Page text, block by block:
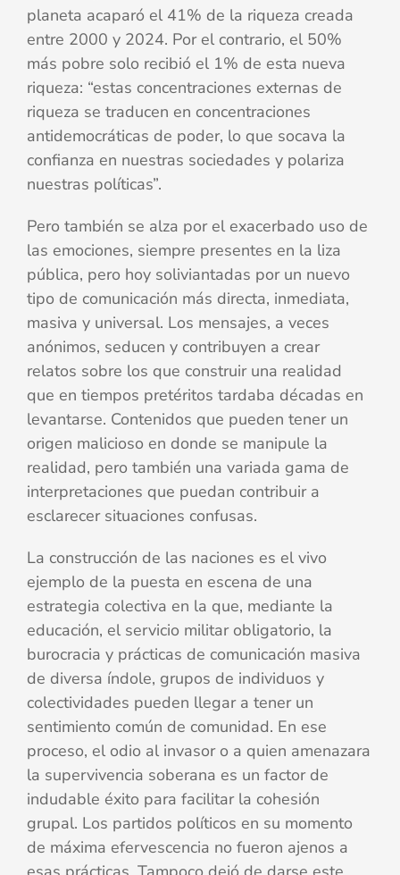
planeta acaparó el 41% de la riqueza creada
entre 2000 y 2024. Por el contrario, el 50%
más pobre solo recibió el 1% de esta nueva
riqueza: “estas concentraciones externas de
riqueza se traducen en concentraciones
antidemocráticas de poder, lo que socava la
confianza en nuestras sociedades y polariza
nuestras políticas”.
Pero también se alza por el exacerbado uso de
las emociones, siempre presentes en la liza
pública, pero hoy soliviantadas por un nuevo
tipo de comunicación más directa, inmediata,
masiva y universal. Los mensajes, a veces
anónimos, seducen y contribuyen a crear
relatos sobre los que construir una realidad
que en tiempos pretéritos tardaba décadas en
levantarse. Contenidos que pueden tener un
origen malicioso en donde se manipule la
realidad, pero también una variada gama de
interpretaciones que puedan contribuir a
esclarecer situaciones confusas.
La construcción de las naciones es el vivo
ejemplo de la puesta en escena de una
estrategia colectiva en la que, mediante la
educación, el servicio militar obligatorio, la
burocracia y prácticas de comunicación masiva
de diversa índole, grupos de individuos y
colectividades pueden llegar a tener un
sentimiento común de comunidad. En ese
proceso, el odio al invasor o a quien amenazara
la supervivencia soberana es un factor de
indudable éxito para facilitar la cohesión
grupal. Los partidos políticos en su momento
de máxima efervescencia no fueron ajenos a